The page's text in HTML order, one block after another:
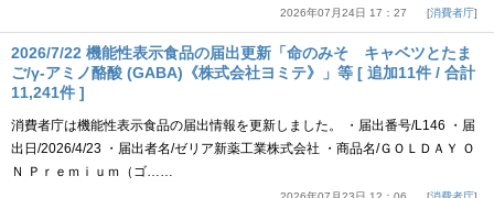
2026年07月24日 17：27 消費者庁
2026/7/22 機能性表示食品の届出更新「命のみそ キャベツとたま
ご/γ-アミノ酪酸 (GABA)《株式会社ヨミテ》」等 [ 追加11件 / 合計
11,241件 ]
消費者庁は機能性表示食品の届出情報を更新しました。 ・届出番号/L146 ・届
出日/2026/4/23 ・届出者名/ゼリア新薬工業株式会社 ・商品名/ＧＯＬＤＡＹ Ｏ
Ｎ Ｐｒｅｍｉｕｍ（ゴ……